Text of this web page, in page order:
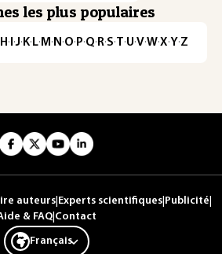
les plus populaires
H·I·J·K·L·M·N·O·P·Q·R·S·T·U·V·W·X·Y·Z
auteurs Experts scientifiques Publicité
& FAQ| Contact
Français